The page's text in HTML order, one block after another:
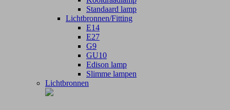
Standaard lamp
Lichtbronnen/Fitting
E14
E27
G9
GU10
Edison lamp
Slimme lampen
Lichtbronnen